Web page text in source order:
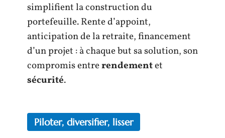
simplifient la construction du
portefeuille. Rente d’appoint,
anticipation de la retraite, financement
d’un projet : à chaque but sa solution, son
compromis entrerendementet
sécurité.
Piloter, diversifier, lisser